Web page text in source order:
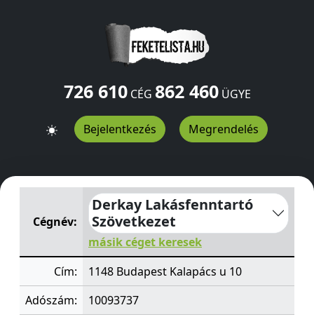
726 610CÉG 862 460ÜGYE
Bejelentkezés Megrendelés
Derkay Lakásfenntartó SzövetkezetKalapács u 10
Cégnév:
Derkay Lakásfenntartó
Szövetkezet
másik céget keresek
Cím:
1148 Budapest Kalapács u 10
Adószám:
10093737